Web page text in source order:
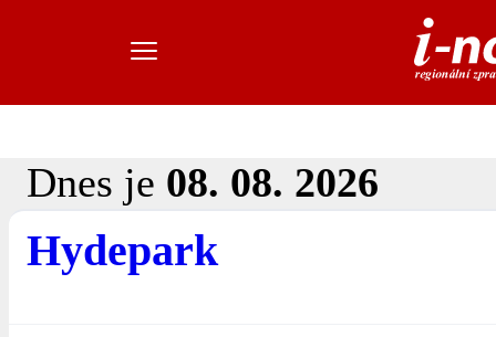
Dnes je 08. 08. 2026
Hydepark